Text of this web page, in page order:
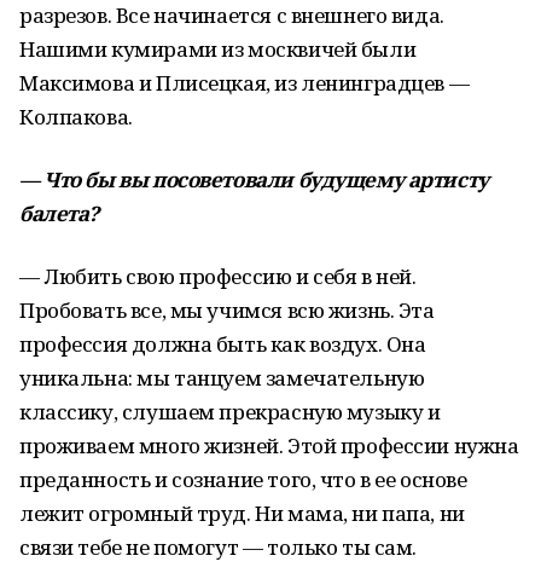
разрезов. Все начинается с внешнего вида.
Нашими кумирами из москвичей были
Максимова и Плисецкая, из ленинградцев —
Колпакова.
— Что бы вы посоветовали будущему артисту
балета?
— Любить свою профессию и себя в ней.
Пробовать все, мы учимся всю жизнь. Эта
профессия должна быть как воздух. Она
уникальна: мы танцуем замечательную
классику, слушаем прекрасную музыку и
проживаем много жизней. Этой профессии нужна
преданность и сознание того, что в ее основе
лежит огромный труд. Ни мама, ни папа, ни
связи тебе не помогут — только ты сам.